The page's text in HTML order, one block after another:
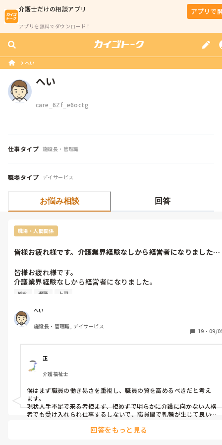
介護士だけの相談アプリ
アプリを無料でダウンロード！
アプリで
へい
へい
care_6Zf_e6octg
仕事タイプ 施設長・管理職
職場タイプ デイサービス
お悩み相談 回答
職場・人間関係
皆様お疲れ様です。介護業界経験なしから経営者になりました。
皆様お疲れ様です。
介護業界経験なしから経営者になりました。
ここで介護職の不満や問題を理解して職場に反映できたらと思っ
そもそも問題は低賃金であることから
①有能な職員やリーダーが不在な事
②介護の信念のない経営による高齢者の虐待のような環境
③従業員教育のレベルの低さ、働く方と働かない方の差による不
満
④従業員も年齢層が比較的高くパソコン等による効率化が図りに
ことに感じます。
皆様が働いている、又は以前働いていた職場でこれらを解決でき
ていらっしゃれば例や方法を教えていただきたいです。また自分
はこうやったらいいのにと思ってる事や他にもこういう問題も多
いという意見があれば教えて下さい。
給料 退職 上司
へい
施設長・管理職, デイサービス
19 ・ 09/
正
介護福祉士
僕はまず職員の働き易さを重視し、職員の質を高めるべきだと考え
ます。
現状人手不足で来る者拒まず、拒めずで明らかに介護に向かない人格
者でも受け入れられ仕事するしないで、職員間で軋轢が生じて良い
まずは職員を受け入れる前の面接でしっかりと良し悪しを選別し、
回答をもっと見る